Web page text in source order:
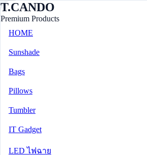
T.CANDO
Premium Products
HOME
Sunshade
Bags
Pillows
Tumbler
IT Gadget
LED ไฟฉาย